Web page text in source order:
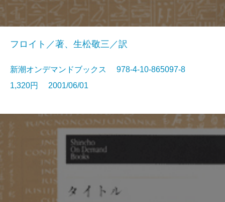
フロイト／著、生松敬三／訳
新潮オンデマンドブックス 978-4-10-865097-8
1,320円 2001/06/01